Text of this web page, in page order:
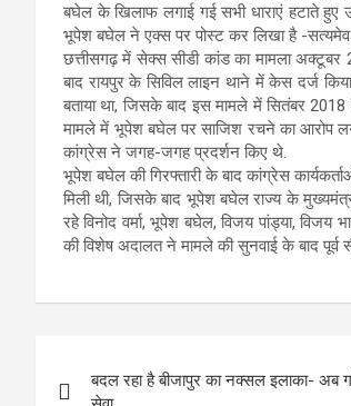
बघेल के खिलाफ लगाई गई सभी धाराएं हटाते हुए
भूपेश बघेल ने एक्स पर पोस्ट कर लिखा है -सत्यमेव
छत्तीसगढ़ में सेक्स सीडी कांड का मामला
बाद रायपुर के सिविल लाइन थाने में केस दर्ज
बताया था, जिसके बाद इस मामले में सितंबर
मामले में भूपेश बघेल पर साजिश रचने का आरोप
कांग्रेस ने जगह-जगह प्रदर्शन किए थे.
भूपेश बघेल की गिरफ्तारी के बाद कांग्रेस
मिली थी, जिसके बाद भूपेश बघेल राज्य के
रहे विनोद वर्मा, भूपेश बघेल, विजय पांड्या,
की विशेष अदालत ने मामले की सुनवाई के बाद पूर्व
बदल रहा है बीजापुर का नक्सल इलाका- अब